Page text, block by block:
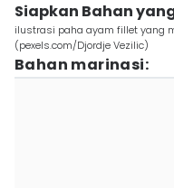
Siapkan Bahan
ilustrasi paha ayam fillet yang
(pexels.com/Djordje Vezilic)
Bahan marinasi: